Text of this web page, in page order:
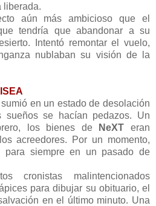
liberada.
aún más ambicioso que el
tendría que abandonar a su
Intentó remontar el vuelo,
nublaban su visión de la
en un estado de desolación
sueños se hacían pedazos. Un
los bienes deNeXT eran
acreedores. Por un momento,
para siempre en un pasado de
cronistas malintencionados
para dibujar su obituario, el
en el último minuto. Una